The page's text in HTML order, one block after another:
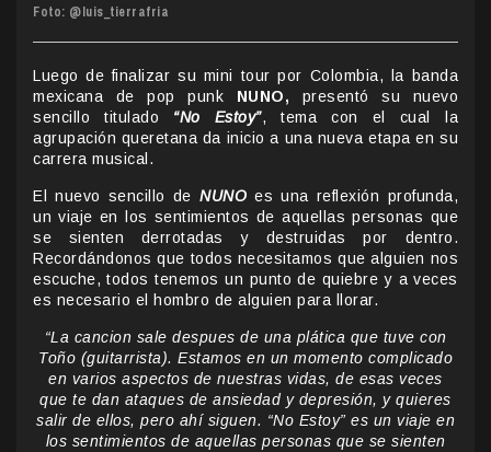
Foto: @luis_tierrafria
Luego de finalizar su mini tour por Colombia, la banda
mexicana de pop punk NUNO, presentó su nuevo
sencillo titulado “No Estoy”, tema con el cual la
agrupación queretana da inicio a una nueva etapa en su
carrera musical.
El nuevo sencillo de NUNOes una reflexión profunda,
un viaje en los sentimientos de aquellas personas que
se sienten derrotadas y destruidas por dentro.
Recordándonos que todos necesitamos que alguien nos
escuche, todos tenemos un punto de quiebre y a veces
es necesario el hombro de alguien para llorar.
“La cancion sale despues de una plática que tuve con
Toño (guitarrista). Estamos en un momento complicado
en varios aspectos de nuestras vidas, de esas veces
que te dan ataques de ansiedad y depresión, y quieres
salir de ellos, pero ahí siguen. “No Estoy” es un viaje en
los sentimientos de aquellas personas que se sienten